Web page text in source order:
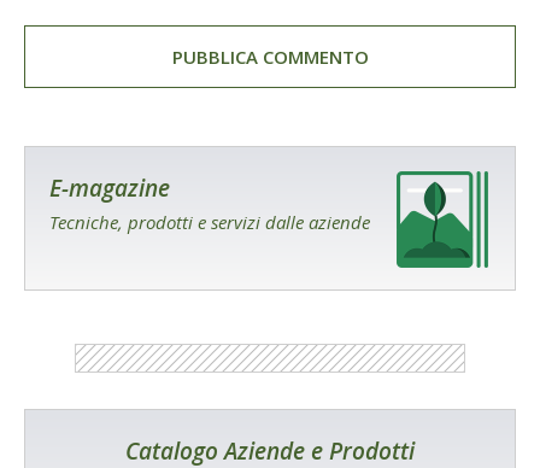
E-magazine
Tecniche, prodotti e servizi dalle aziende
Catalogo Aziende e Prodotti